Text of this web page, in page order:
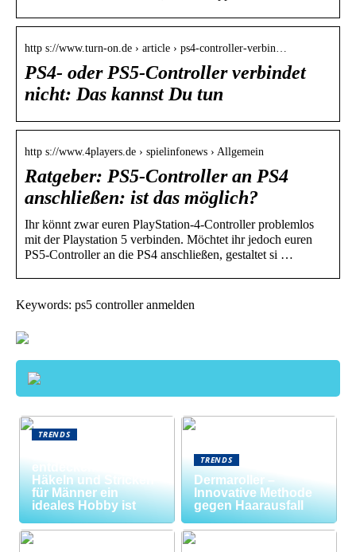
http s://www.turn-on.de › article › ps4-controller-verbin…
PS4- oder PS5-Controller verbindet
nicht: Das kannst Du tun
http s://www.4players.de › spielinfonews › Allgemein
Ratgeber: PS5-Controller an PS4
anschließen: ist das möglich?
Ihr könnt zwar euren PlayStation-4-Controller problemlos
mit der Playstation 5 verbinden. Möchtet ihr jedoch euren
PS5-Controller an die PS4 anschließen, gestaltet si …
Keywords: ps5 controller anmelden
TRENDS
entdecken: Warum
Häkeln und Stricken
für Männer ein
ideales Hobby ist
TRENDS
Dermaroller –
Innovative Methode
gegen Haarausfall